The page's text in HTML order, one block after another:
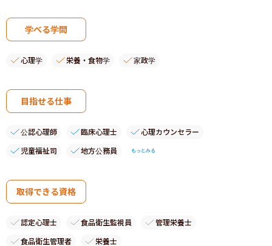
学べる学問
心理学 栄養・食物学 家政学
目指せる仕事
公認心理師 臨床心理士
心理カウンセラー
児童福祉司
地方公務員 もっとみる
取得できる資格
認定心理士 食品衛生監視員
管理栄養士
食品衛生管理者
栄養士